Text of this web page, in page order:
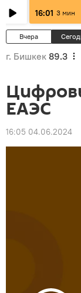
16:01 3 мин
Вчера
г. Бишкек 89.3
ЕАЭС
16:05 04.06.2024